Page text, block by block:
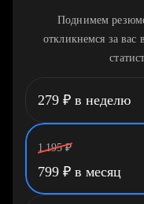
Поднимем
откликнемся за
279 ₽ в неделю
1 195 ₽
799 ₽ в месяц